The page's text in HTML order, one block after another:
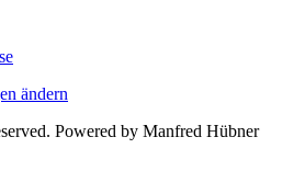
ändern
Powered by Manfred Hübner